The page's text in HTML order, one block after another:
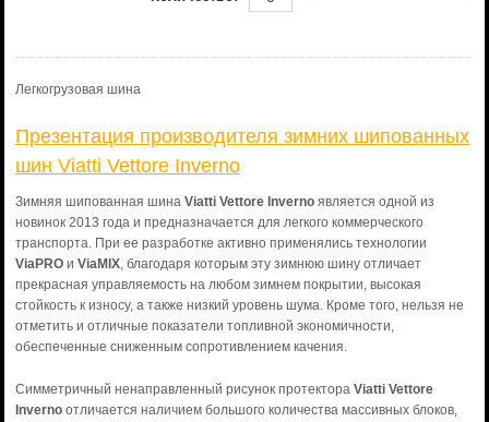
Легкогрузовая шина
Презентация производителя зимних шипованных
шин Viatti Vettore Inverno
Зимняя шипованная шина Viatti Vettore Invernoявляется одной из
новинок 2013 года и предназначается для легкого коммерческого
транспорта. При ее разработке активно применялись технологии
ViaPROи ViaMIX, благодаря которым эту зимнюю шину отличает
прекрасная управляемость на любом зимнем покрытии, высокая
стойкость к износу, а также низкий уровень шума. Кроме того, нельзя не
отметить и отличные показатели топливной экономичности,
обеспеченные сниженным сопротивлением качения.
Симметричный ненаправленный рисунок протектора Viatti Vettore
Invernoотличается наличием большого количества массивных блоков,